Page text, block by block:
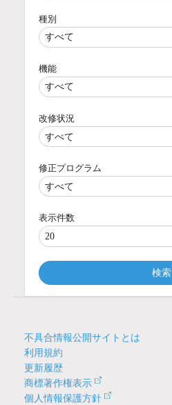
種別
機能
改修状況
修正プログラム
表示件数
検索
不具合情報公開サイトとは
利用規約
更新履歴
商標著作権表示
個人情報保護方針